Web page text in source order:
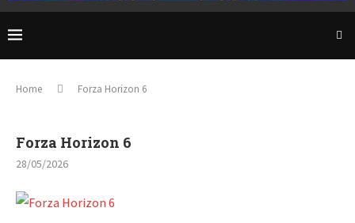
Home Forza Horizon 6
Forza Horizon 6
28/05/2026